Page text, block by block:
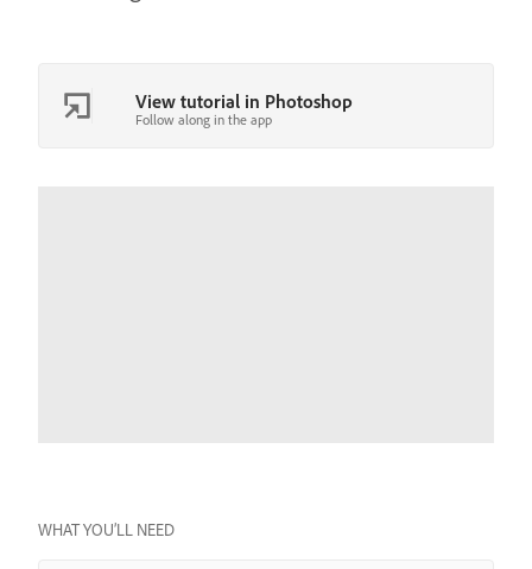
View tutorial in Photoshop
Follow along in the app
WHAT YOU’LL NEED